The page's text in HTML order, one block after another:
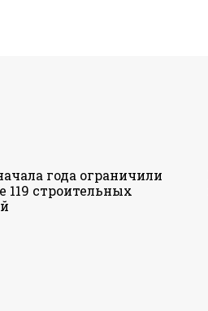
года ограничили
119 строительных